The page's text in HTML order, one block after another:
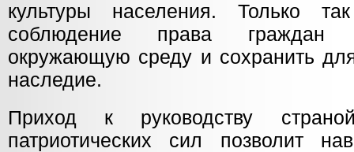
культуры населения. Только
соблюдение права граждан
окружающую среду и сохранить
наследие.
Приход к руководству
патриотических сил позволит